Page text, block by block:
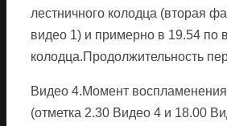
лестничного колодца (вторая
видео 1) и примерно в 19.54 по
колодца.Продолжительность
Видео 4.Момент
(отметка 2.30 Видео 4 и 18.00